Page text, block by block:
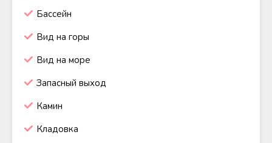
Бассейн
Вид на горы
Вид на море
Запасный выход
Камин
Кладовка